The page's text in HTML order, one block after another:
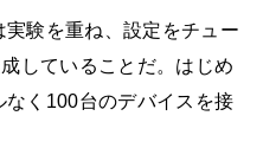
験を重ね、設定をチュー
していることだ。はじめ
く100台のデバイスを接